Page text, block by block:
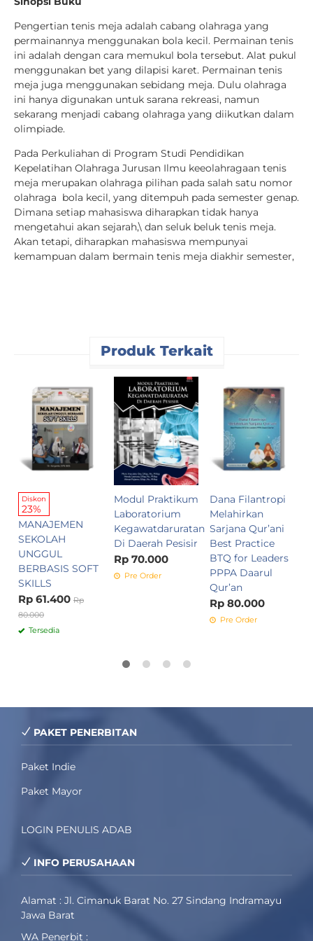
Pengertian tenis meja adalah cabang olahraga yang
permainannya menggunakan bola kecil. Permainan tenis
ini adalah dengan cara memukul bola tersebut. Alat pukul
menggunakan bet yang dilapisi karet. Permainan tenis
meja juga menggunakan sebidang meja. Dulu olahraga
ini hanya digunakan untuk sarana rekreasi, namun
sekarang menjadi cabang olahraga yang diikutkan dalam
olimpiade.
Pada Perkuliahan di Program Studi Pendidikan
Kepelatihan Olahraga Jurusan Ilmu keeolahragaan tenis
meja merupakan olahraga pilihan pada salah satu nomor
olahraga bola kecil, yang ditempuh pada semester genap.
Dimana setiap mahasiswa diharapkan tidak hanya
mengetahui akan sejarah,\ dan seluk beluk tenis meja.
Akan tetapi, diharapkan mahasiswa mempunyai
kemampuan dalam bermain tenis meja diakhir semester,
Produk Terkait
Diskon
23%
MANAJEMEN
SEKOLAH
UNGGUL
BERBASIS SOFT
SKILLS
Rp 61.400 Rp
80.000
Tersedia
Modul Praktikum
Laboratorium
Kegawatdaruratan
Di Daerah Pesisir
Rp 70.000
Pre Order
Dana Filantropi
Melahirkan
Sarjana Qur’ani
Best Practice
BTQ for Leaders
PPPA Daarul
Qur’an
Rp 80.000
Pre Order
PAKET PENERBITAN
Paket Indie
Paket Mayor
LOGIN PENULIS ADAB
INFO PERUSAHAAN
Alamat : Jl. Cimanuk Barat No. 27 Sindang Indramayu
Jawa Barat
WA Penerbit :